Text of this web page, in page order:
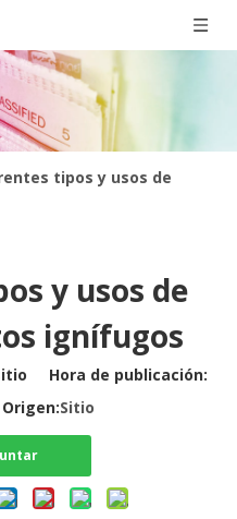
tipos y usos de
y usos de
ignífugos
Hora de publicación:
Sitio